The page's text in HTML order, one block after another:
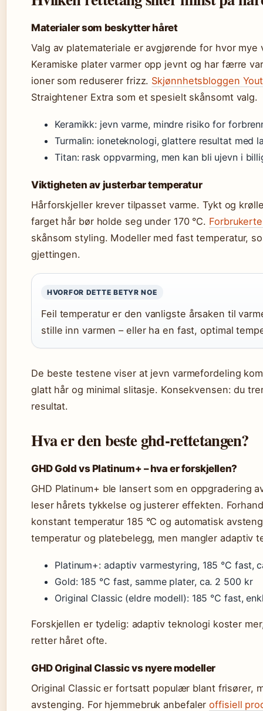
Materialer som beskytter håret
Valg av platemateriale er avgjørende for hvor
Keramiske plater varmer opp jevnt og har færre
ioner som reduserer frizz. Skjønnhetsbloggen
Straightener Extra som et spesielt skånsomt valg.
Keramikk: jevn varme, mindre risiko for
Turmalin: ioneteknologi, glattere resultat med
Titan: rask oppvarming, men kan bli ujevn i
Viktigheten av justerbar temperatur
Hårforskjeller krever tilpasset varme. Tykt og
farget hår bør holde seg under 170 °C.
skånsom styling. Modeller med fast temperatur,
gjettingen.
HVORFOR DETTE BETYR NOE
Feil temperatur er den vanligste årsaken til
stille inn varmen – eller ha en fast, optimal
De beste testene viser at jevn varmefordeling
glatt hår og minimal slitasje. Konsekvensen: du
resultat.
Hva er den beste ghd-rettetangen?
GHD Gold vs Platinum+ – hva er forskjellen?
GHD Platinum+ ble lansert som en oppgradering
leser hårets tykkelse og justerer effekten.
konstant temperatur 185 °C og automatisk
temperatur og platebelegg, men mangler adaptiv
Platinum+: adaptiv varmestyring, 185 °C fast,
Gold: 185 °C fast, samme plater, ca. 2 500 kr
Original Classic (eldre modell): 185 °C fast,
Forskjellen er tydelig: adaptiv teknologi koster
retter håret ofte.
GHD Original Classic vs nyere modeller
Original Classic er fortsatt populær blant frisører,
avstenging. For hjemmebruk anbefaleroffisiell